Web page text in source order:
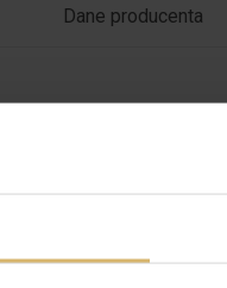
Dane producenta